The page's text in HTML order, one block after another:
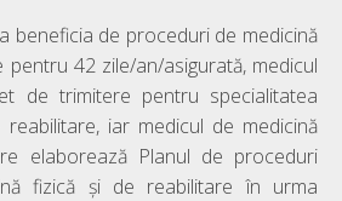
beneficia de proceduri de medicină
pentru 42 zile/an/asigurată, medicul
de trimitere pentru specialitatea
iar medicul de medicină
elaborează Planul de proceduri
fizică şi de reabilitare în urma